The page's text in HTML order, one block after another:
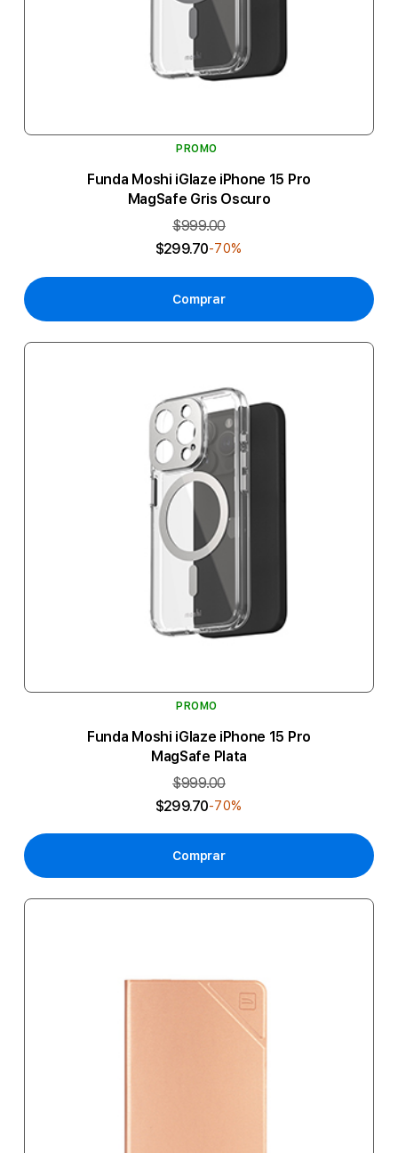
PROMO
Funda Moshi iGlaze iPhone 15 Pro
MagSafe Gris Oscuro
$999.00
$299.70-70%
Comprar
PROMO
Funda Moshi iGlaze iPhone 15 Pro
MagSafe Plata
$999.00
$299.70-70%
Comprar